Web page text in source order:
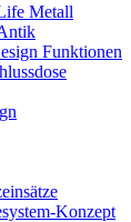
Metall
Funktionen
Konzept